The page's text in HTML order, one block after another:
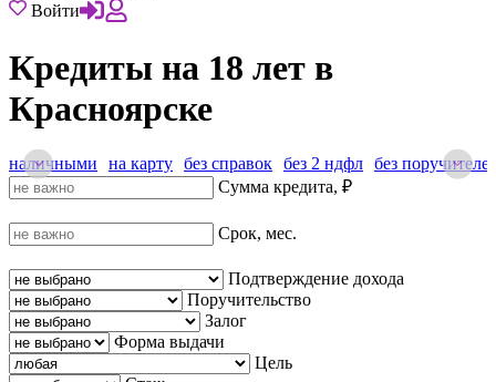
Войти
Кредиты на 18 лет в
Красноярске
наличными на карту без справок без 2 ндфл без
Сумма кредита, ₽
Срок, мес.
Подтверждение дохода
Поручительство
Залог
Форма выдачи
Цель